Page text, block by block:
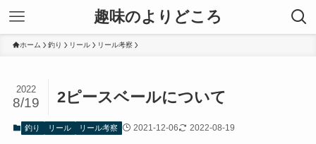
趣味のよりどころ
ホーム 釣り リール リール考察
2ピースベールについて
2022
8/19
釣り リール リール考察 2021-12-06 2022-08-19